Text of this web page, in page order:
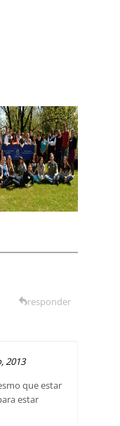
2013
que estar
estar
responder